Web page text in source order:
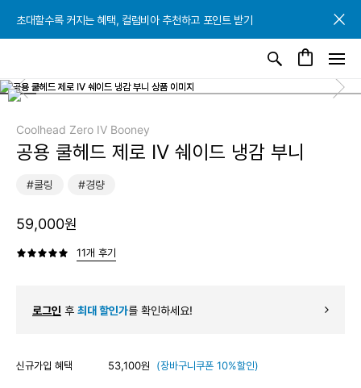
초대할수록 커지는 혜택, 컬럼비아 추천하고 포인트 받기
초대할수록 커지는 혜택, 컬럼비아 추천하고 포인트 받기
초대할수록 커지는 혜택, 컬럼비아 추천하고 포인트 받기
Coolhead Zero IV Booney
공용 쿨헤드 제로 IV 쉐이드 냉감 부니
#쿨링 #경량
59,000원
11개 후기
로그인 후 최대 할인가를 확인하세요!
신규가입 혜택 53,100원 (장바구니쿠폰 10%할인)